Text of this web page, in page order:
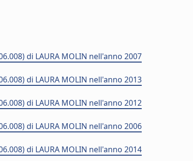
di LAURA MOLIN nell'anno 2007
di LAURA MOLIN nell'anno 2013
di LAURA MOLIN nell'anno 2012
di LAURA MOLIN nell'anno 2006
di LAURA MOLIN nell'anno 2014